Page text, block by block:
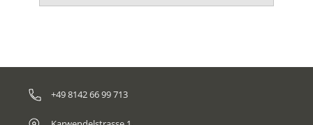
+49 8142 66 99 713